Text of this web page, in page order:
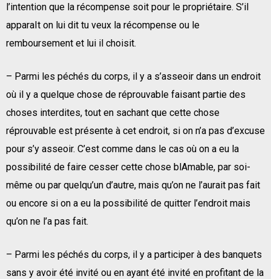
l’intention que la récompense soit pour le propriétaire. S’il
apparaIt on lui dit tu veux la récompense ou le
remboursement et lui il choisit.
– Parmi les péchés du corps, il y a s’asseoir dans un endroit
où il y a quelque chose de réprouvable faisant partie des
choses interdites, tout en sachant que cette chose
réprouvable est présente à cet endroit, si on n’a pas d’excuse
pour s’y asseoir. C’est comme dans le cas où on a eu la
possibilité de faire cesser cette chose blAmable, par soi-
même ou par quelqu’un d’autre, mais qu’on ne l’aurait pas fait
ou encore si on a eu la possibilité de quitter l’endroit mais
qu’on ne l’a pas fait.
– Parmi les péchés du corps, il y a participer à des banquets
sans y avoir été invité ou en ayant été invité en profitant de la